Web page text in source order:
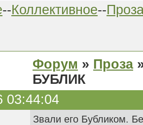
--Коллективное--
Форум » Проза
БУБЛИК
03:44:04
Звали его Бубликом.